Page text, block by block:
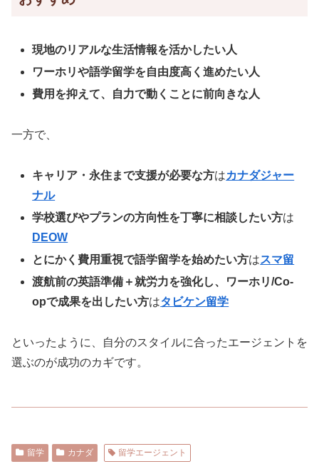
現地のリアルな生活情報を活かしたい人
ワーホリや語学留学を自由度高く進めたい人
費用を抑えて、自力で動くことに前向きな人
一方で、
キャリア・永住まで支援が必要な方はカナダジャー
ナル
学校選びやプランの方向性を丁寧に相談したい方は
DEOW
とにかく費用重視で語学留学を始めたい方はスマ留
渡航前の英語準備＋就労力を強化し、ワーホリ/Co-
opで成果を出したい方はタビケン留学
といったように、自分のスタイルに合ったエージェントを
選ぶのが成功のカギです。
留学 カナダ 留学エージェント